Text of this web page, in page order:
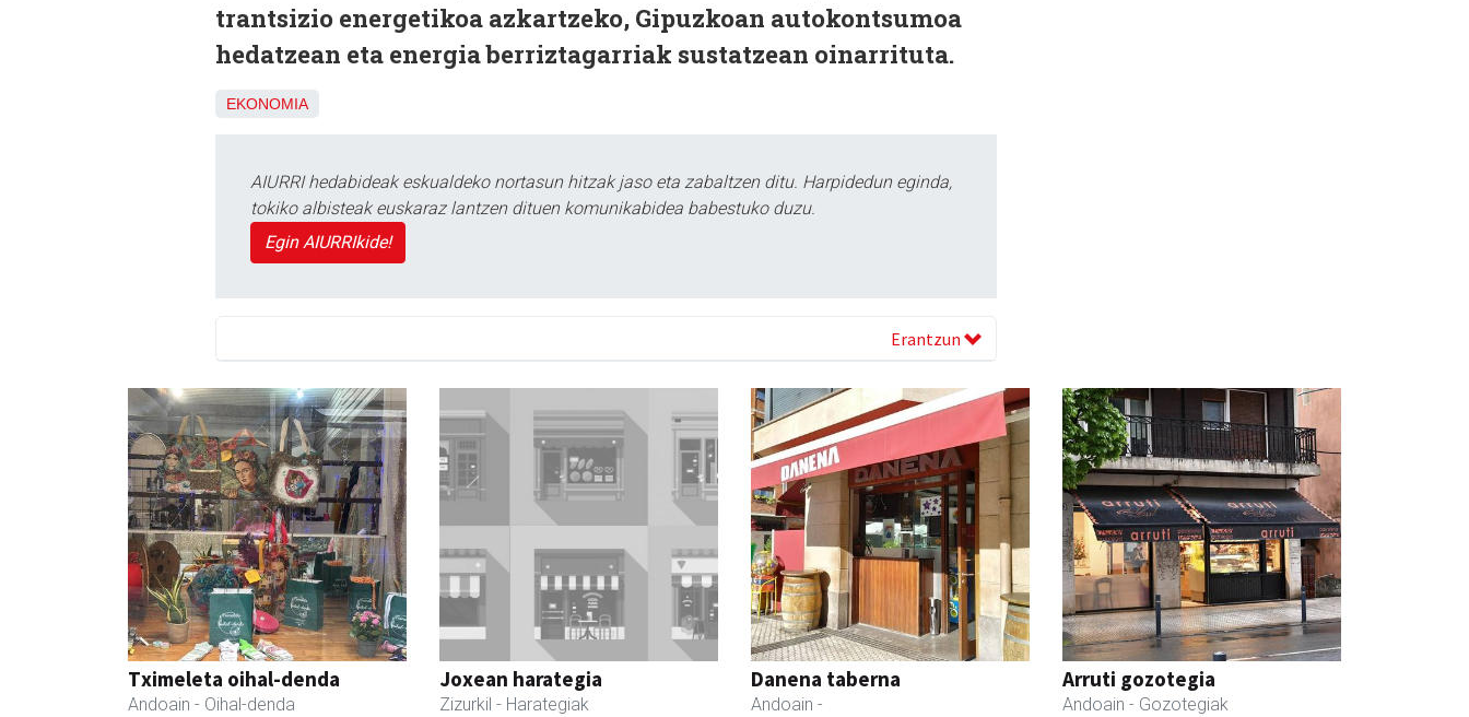
trantsizio energetikoa azkartzeko, Gipuzkoan autokontsumoa
hedatzean eta energia berriztagarriak sustatzean oinarrituta.
EKONOMIA
AIURRI hedabideak eskualdeko nortasun hitzak jaso eta zabaltzen ditu. Harpidedun eginda,
tokiko albisteak euskaraz lantzen dituen komunikabidea babestuko duzu.
Egin AIURRIkide!
Erantzun
Tximeleta oihal-denda
Andoain - Oihal-denda
Joxean harategia
Zizurkil - Harategiak
Danena taberna
Andoain -
Arruti gozotegia
Andoain - Gozotegiak